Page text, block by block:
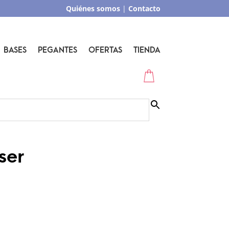
Quiénes somos| Contacto
BASES PEGANTES OFERTAS TIENDA